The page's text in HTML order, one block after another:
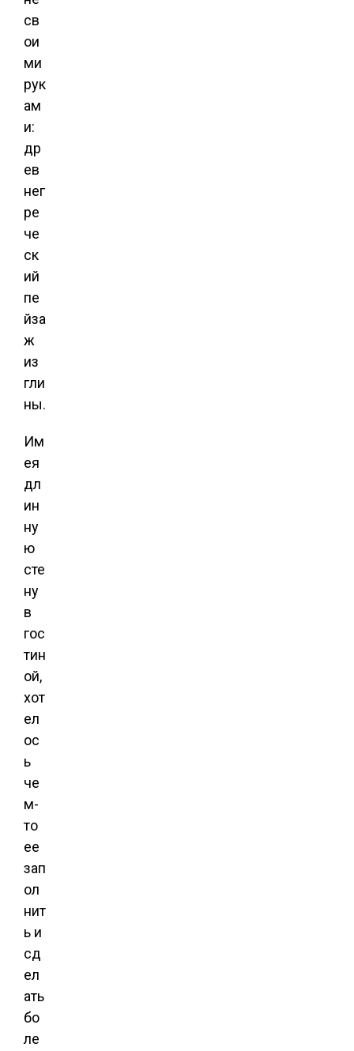
Им
ея
дл
ин
ну
ю
сте
ну
в
гос
тин
ой,
хот
ел
ос
ь
че
м-
то
ее
зап
ол
нит
ь и
сд
ел
ать
бо
ле